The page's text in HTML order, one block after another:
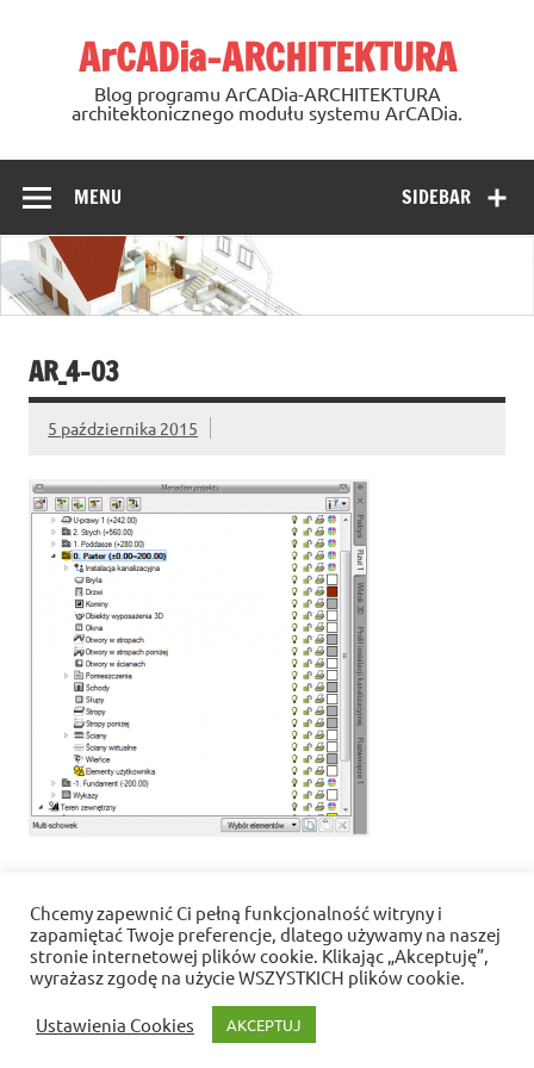
ArCADia-ARCHITEKTURA
Blog programu ArCADia-ARCHITEKTURA
architektonicznego modułu systemu ArCADia.
SIDEBAR
MENU
AR_4-03
5 października 2015
Nawigacja
wpisu
« Brak elementów na 3D, a są na rzucie
Polityka prywatności i pliki cookies
Chcemy zapewnić Ci pełną funkcjonalność witryny i
zapamiętać Twoje preferencje, dlatego używamy na naszej
stronie internetowej plików cookie. Klikając „Akceptuję”,
wyrażasz zgodę na użycie WSZYSTKICH plików cookie.
Ustawienia Cookies AKCEPTUJ